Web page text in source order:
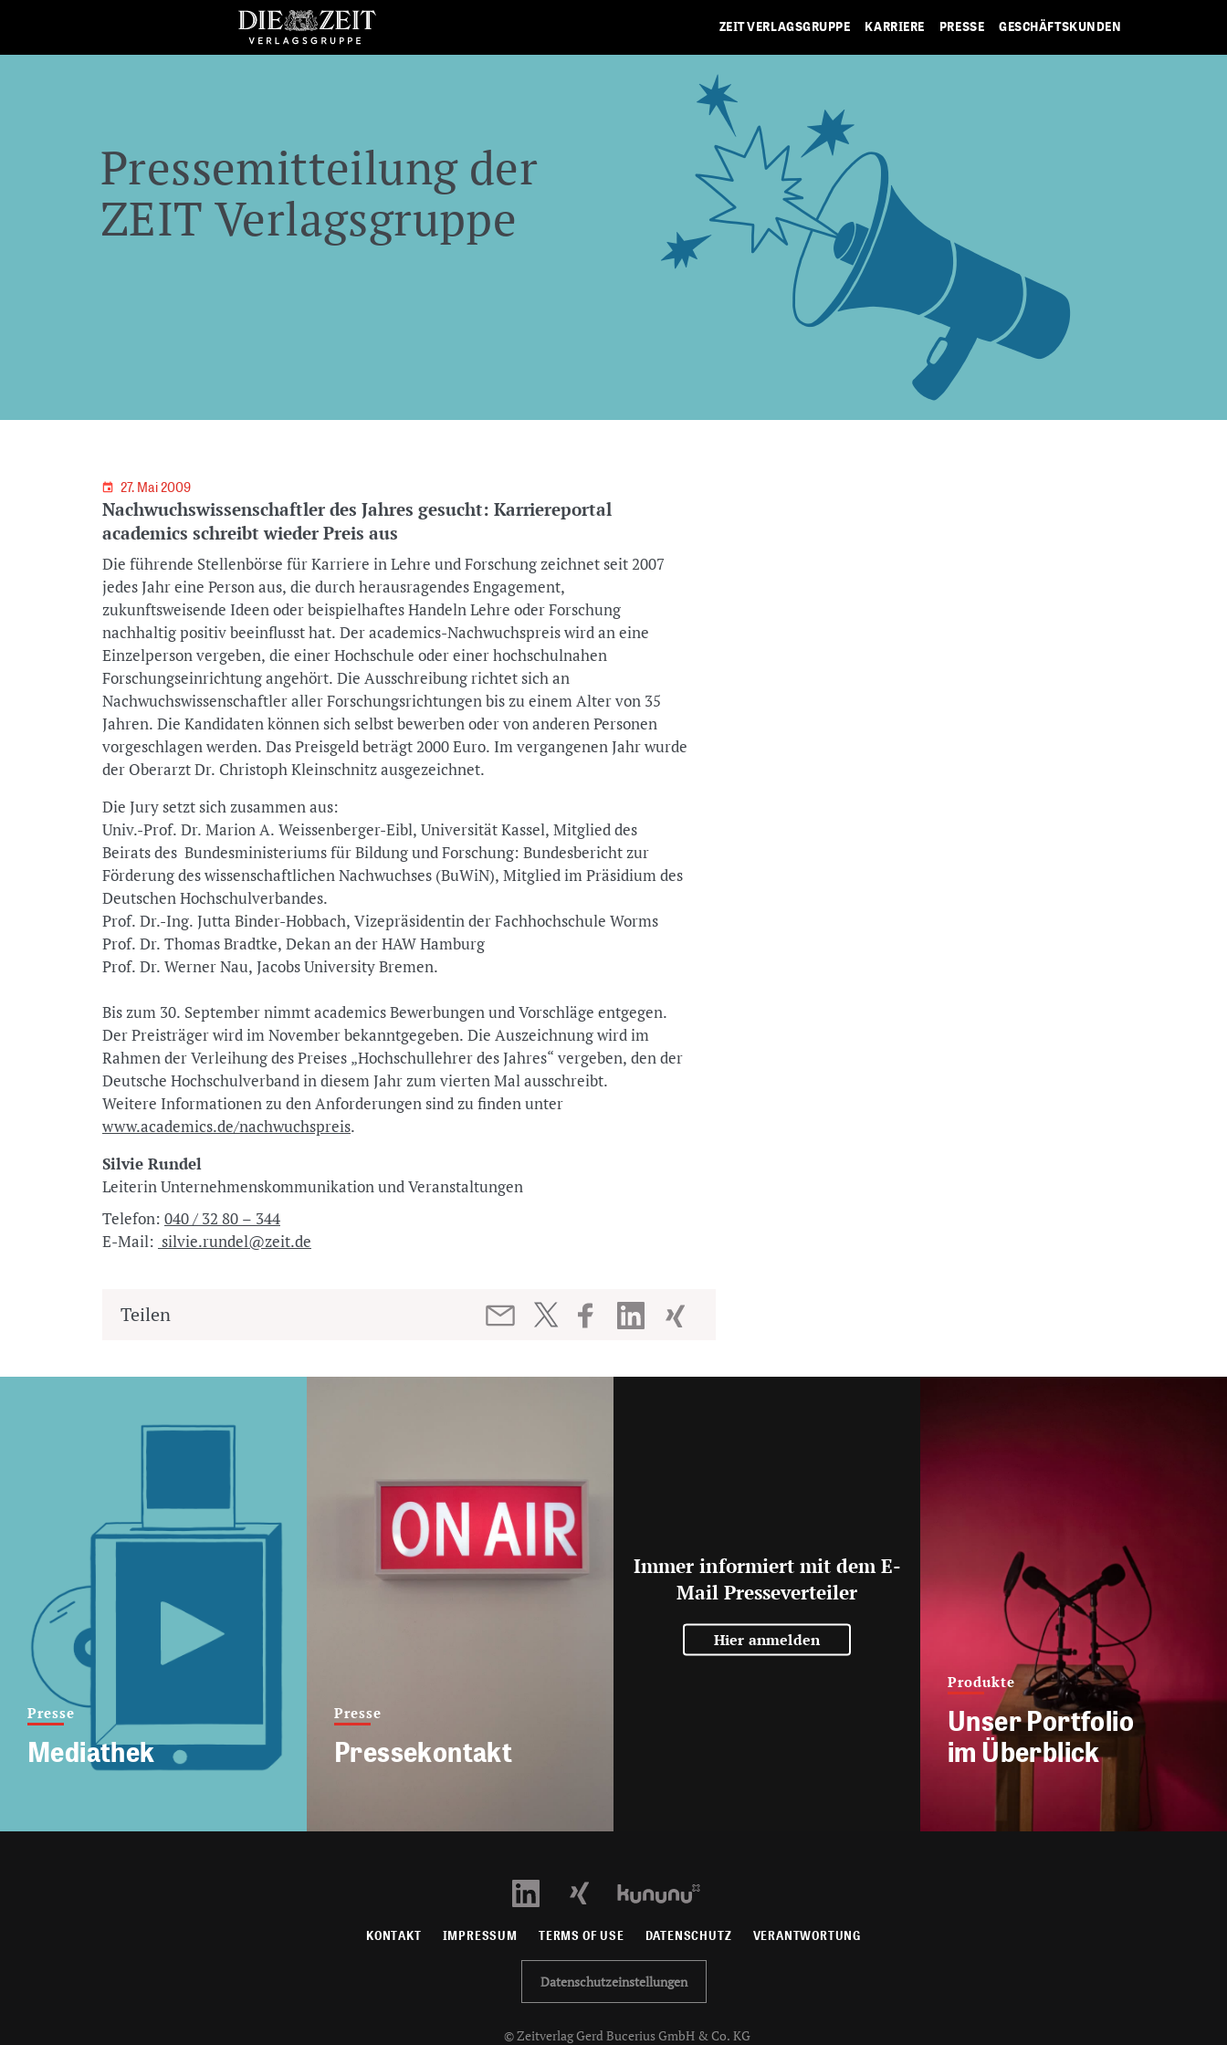
ZEIT VERLAGSGRUPPE KARRIERE PRESSE GESCHÄFTSKUNDEN
Pressemitteilung der
ZEIT Verlagsgruppe
27. Mai 2009
Nachwuchswissenschaftler des Jahres gesucht: Karriereportal
academics schreibt wieder Preis aus
Die führende Stellenbörse für Karriere in Lehre und Forschung zeichnet seit 2007
jedes Jahr eine Person aus, die durch herausragendes Engagement,
zukunftsweisende Ideen oder beispielhaftes Handeln Lehre oder Forschung
nachhaltig positiv beeinflusst hat. Der academics-Nachwuchspreis wird an eine
Einzelperson vergeben, die einer Hochschule oder einer hochschulnahen
Forschungseinrichtung angehört. Die Ausschreibung richtet sich an
Nachwuchswissenschaftler aller Forschungsrichtungen bis zu einem Alter von 35
Jahren. Die Kandidaten können sich selbst bewerben oder von anderen Personen
vorgeschlagen werden. Das Preisgeld beträgt 2000 Euro. Im vergangenen Jahr wurde
der Oberarzt Dr. Christoph Kleinschnitz ausgezeichnet.
Die Jury setzt sich zusammen aus:
Univ.-Prof. Dr. Marion A. Weissenberger-Eibl, Universität Kassel, Mitglied des
Beirats des Bundesministeriums für Bildung und Forschung: Bundesbericht zur
Förderung des wissenschaftlichen Nachwuchses (BuWiN), Mitglied im Präsidium des
Deutschen Hochschulverbandes.
Prof. Dr.-Ing. Jutta Binder-Hobbach, Vizepräsidentin der Fachhochschule Worms
Prof. Dr. Thomas Bradtke, Dekan an der HAW Hamburg
Prof. Dr. Werner Nau, Jacobs University Bremen.
Bis zum 30. September nimmt academics Bewerbungen und Vorschläge entgegen.
Der Preisträger wird im November bekanntgegeben. Die Auszeichnung wird im
Rahmen der Verleihung des Preises „Hochschullehrer des Jahres“ vergeben, den der
Deutsche Hochschulverband in diesem Jahr zum vierten Mal ausschreibt.
Weitere Informationen zu den Anforderungen sind zu finden unter
www.academics.de/nachwuchspreis.
Silvie Rundel
Leiterin Unternehmenskommunikation und Veranstaltungen
Telefon: 040 / 32 80 – 344
E-Mail: silvie.rundel@zeit.de
Teilen
Presse
Mediathek
Presse
Pressekontakt
Immer informiert mit dem E-
Mail Presseverteiler
Hier anmelden
Produkte
Unser Portfolio
im Überblick
KONTAKT IMPRESSUM TERMS OF USE DATENSCHUTZ VERANTWORTUNG
Datenschutzeinstellungen
© Zeitverlag Gerd Bucerius GmbH & Co. KG